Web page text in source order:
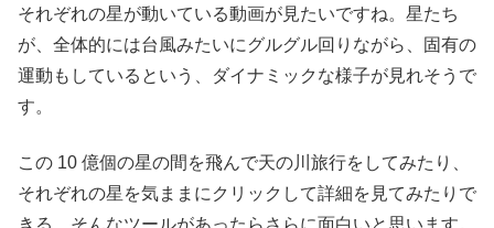
それぞれの星が動いている動画が見たいですね。星たち
が、全体的には台風みたいにグルグル回りながら、固有の
運動もしているという、ダイナミックな様子が見れそうで
す。
この 10 億個の星の間を飛んで天の川旅行をしてみたり、
それぞれの星を気ままにクリックして詳細を見てみたりで
きる、そんなツールがあったらさらに面白いと思います。